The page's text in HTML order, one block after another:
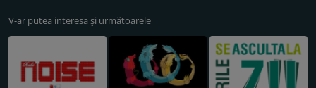
V-ar putea interesa și următoarele